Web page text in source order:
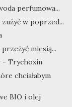
perfumowa...
w poprzed...
miesią...
- Trychoxin
chciałabym
BIO i olej